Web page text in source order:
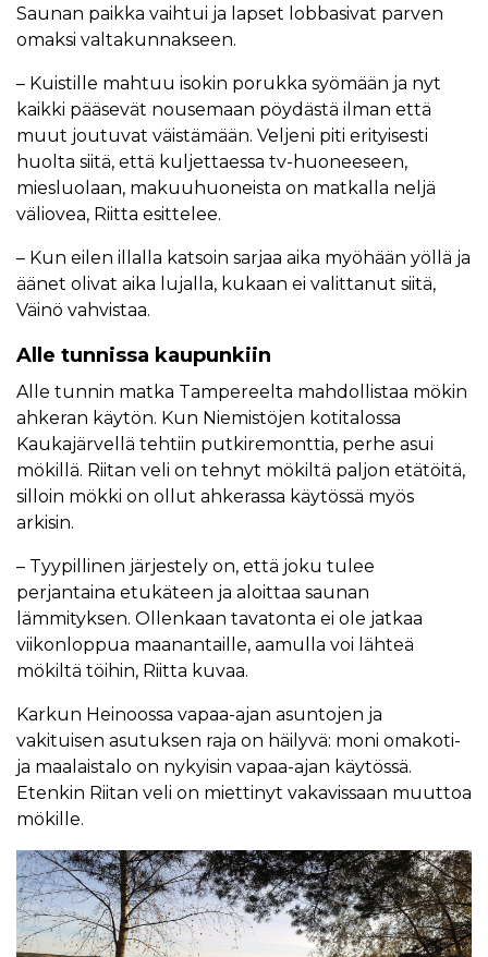
Saunan paikka vaihtui ja lapset lobbasivat parven
omaksi valtakunnakseen.
– Kuistille mahtuu isokin porukka syömään ja nyt
kaikki pääsevät nousemaan pöydästä ilman että
muut joutuvat väistämään. Veljeni piti erityisesti
huolta siitä, että kuljettaessa tv-huoneeseen,
miesluolaan, makuuhuoneista on matkalla neljä
väliovea, Riitta esittelee.
– Kun eilen illalla katsoin sarjaa aika myöhään yöllä ja
äänet olivat aika lujalla, kukaan ei valittanut siitä,
Väinö vahvistaa.
Alle tunnissa kaupunkiin
Alle tunnin matka Tampereelta mahdollistaa mökin
ahkeran käytön. Kun Niemistöjen kotitalossa
Kaukajärvellä tehtiin putkiremonttia, perhe asui
mökillä. Riitan veli on tehnyt mökiltä paljon etätöitä,
silloin mökki on ollut ahkerassa käytössä myös
arkisin.
– Tyypillinen järjestely on, että joku tulee
perjantaina etukäteen ja aloittaa saunan
lämmityksen. Ollenkaan tavatonta ei ole jatkaa
viikonloppua maanantaille, aamulla voi lähteä
mökiltä töihin, Riitta kuvaa.
Karkun Heinoossa vapaa-ajan asuntojen ja
vakituisen asutuksen raja on häilyvä: moni omakoti-
ja maalaistalo on nykyisin vapaa-ajan käytössä.
Etenkin Riitan veli on miettinyt vakavissaan muuttoa
mökille.